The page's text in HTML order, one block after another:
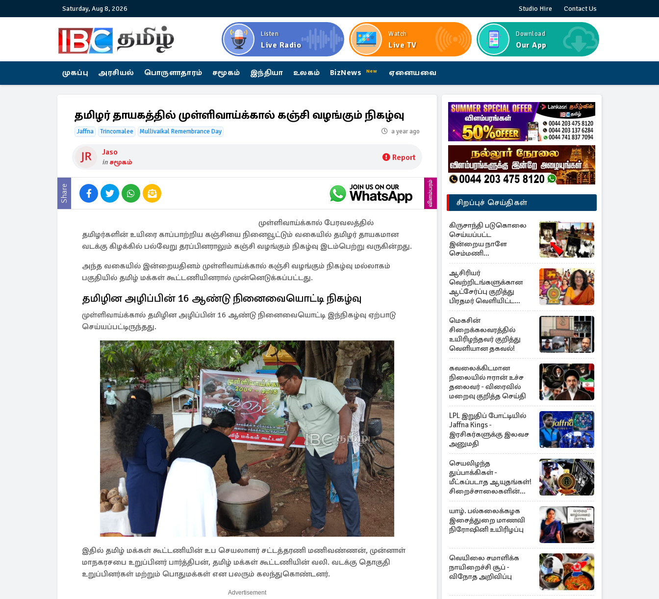
Saturday, Aug 8, 2026 Studio Hire Contact Us
Listen
Live Radio
Watch
Live TV
Download
Our App
முகப்பு அரசியல் பொருளாதாரம் சமூகம் இந்தியா உலகம் BizNews New ஏனையவை
தமிழர் தாயகத்தில் முள்ளிவாய்க்கால் கஞ்சி வழங்கும் நிகழ்வு
Jaffna Trincomalee Mullivaikal Remembrance Day a year ago
Jaso
in சமூகம் Report
Share விளம்பரம்
முள்ளிவாய்க்கால் பேரவலத்தில்
தமிழர்களின் உயிரை காப்பாற்றிய கஞ்சியை நினைவூட்டும் வகையில் தமிழர் தாயகமான
வடக்கு கிழக்கில் பல்வேறு தரப்பினராலும் கஞ்சி வழங்கும் நிகழ்வு இடம்பெற்று வருகின்றது.
அந்த வகையில் இன்றையதினம் முள்ளிவாய்க்கால் கஞ்சி வழங்கும் நிகழ்வு மல்லாகம்
பகுதியில் தமிழ் மக்கள் கூட்டணியினரால் முன்னெடுக்கப்பட்டது.
தமிழின அழிப்பின் 16 ஆண்டு நினைவையொட்டி நிகழ்வு
முள்ளிவாய்க்கால் தமிழின அழிப்பின் 16 ஆண்டு நினைவையொட்டி இந்நிகழ்வு ஏற்பாடு
செய்யப்பட்டிருந்தது.
இதில் தமிழ் மக்கள் கூட்டணியின் உப செயலாளர் சட்டத்தரணி மணிவண்ணன், முன்னாள்
மாநகரசபை உறுப்பினர் பார்த்திபன், தமிழ் மக்கள் கூட்டணியின் வலி. வடக்கு தொகுதி
உறுப்பினர்கள் மற்றும் பொதுமக்கள் என பலரும் கலந்துகொண்டனர்.
Advertisement
சிறப்புச் செய்திகள்
கிருசாந்தி படுகொலை
செய்யப்பட்ட
இன்றைய நாளே
செம்மணி
இனப்படுகொலை
தினம்…!
ஆசிரியர்
வெற்றிடங்களுக்கான
ஆட்சேர்ப்பு குறித்து
பிரதமர் வெளியிட்ட
அறிவிப்பு
மெகசின்
சிறைக்கலவரத்தில்
உயிரிழந்தவர் குறித்து
வெளியான தகவல்!
கவலைக்கிடமான
நிலையில் ஈரான் உச்ச
தலைவர் - விரைவில்
மறைவு குறித்த செய்தி
LPL இறுதிப் போட்டியில்
Jaffna Kings -
இரசிகர்களுக்கு இலவச
அனுமதி
செயலிழந்த
துப்பாக்கிகள் -
மீட்கப்படாத ஆயுதங்கள்!
சிறைச்சாலைகளின்
பாதுகாப்பில் பாரிய
அச்சுறுத்தல்
யாழ். பல்கலைக்கழக
இசைத்துறை மாணவி
நிரோஷினி உயிரிழப்பு
வெயிலை சமாளிக்க
நாயிறைச்சி சூப் -
விநோத அறிவிப்பு